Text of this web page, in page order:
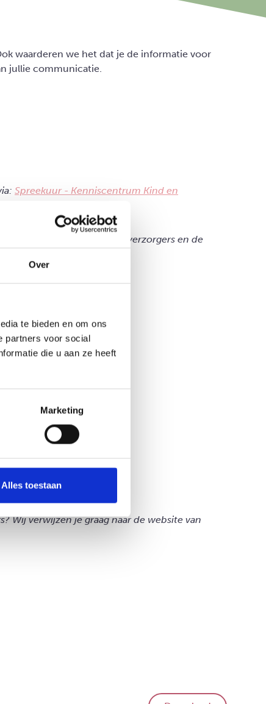
Over
te bieden en om ons
partners voor social
die u aan ze heeft
Marketing
Alles toestaan
waarderen we het dat je de informatie voor
jullie communicatie.
Spreekuur - Kenniscentrum Kind en
is er voor ouders, verzorgers en de
Wij verwijzen je graag naar de website van